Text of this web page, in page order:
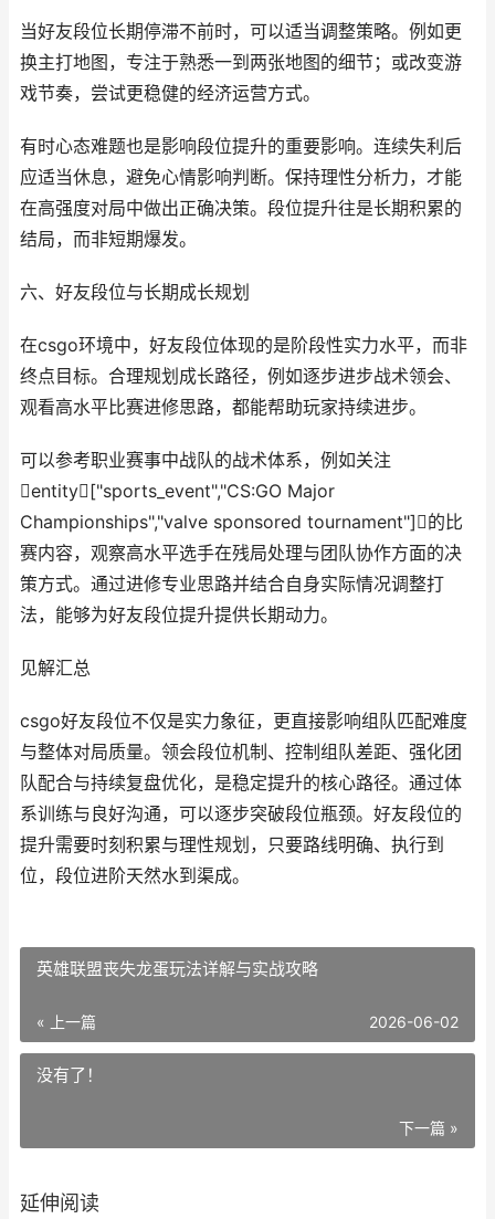
当好友段位长期停滞不前时，可以适当调整策略。例如更
换主打地图，专注于熟悉一到两张地图的细节；或改变游
戏节奏，尝试更稳健的经济运营方式。
有时心态难题也是影响段位提升的重要影响。连续失利后
应适当休息，避免心情影响判断。保持理性分析力，才能
在高强度对局中做出正确决策。段位提升往是长期积累的
结局，而非短期爆发。
六、好友段位与长期成长规划
在csgo环境中，好友段位体现的是阶段性实力水平，而非
终点目标。合理规划成长路径，例如逐步进步战术领会、
观看高水平比赛进修思路，都能帮助玩家持续进步。
可以参考职业赛事中战队的战术体系，例如关注
entity["sports_event","CS:GO Major
Championships","valve sponsored tournament"]的比
赛内容，观察高水平选手在残局处理与团队协作方面的决
策方式。通过进修专业思路并结合自身实际情况调整打
法，能够为好友段位提升提供长期动力。
见解汇总
csgo好友段位不仅是实力象征，更直接影响组队匹配难度
与整体对局质量。领会段位机制、控制组队差距、强化团
队配合与持续复盘优化，是稳定提升的核心路径。通过体
系训练与良好沟通，可以逐步突破段位瓶颈。好友段位的
提升需要时刻积累与理性规划，只要路线明确、执行到
位，段位进阶天然水到渠成。
英雄联盟丧失龙蛋玩法详解与实战攻略
« 上一篇 2026-06-02
没有了！
下一篇 »
延伸阅读